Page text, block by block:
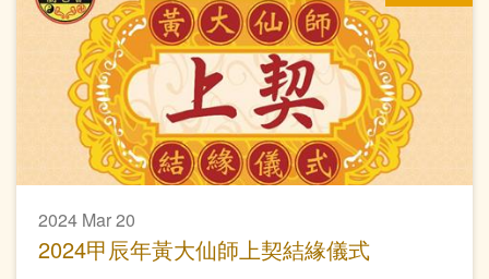
2024 Mar 20
2024甲辰年黃大仙師上契結緣儀式